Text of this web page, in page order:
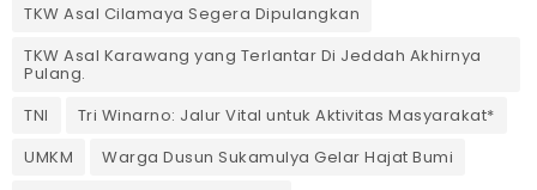
TKW Asal Cilamaya Segera Dipulangkan
TKW Asal Karawang yang Terlantar Di Jeddah Akhirnya
Pulang.
TNI
Tri Winarno: Jalur Vital untuk Aktivitas Masyarakat*
UMKM
Warga Dusun Sukamulya Gelar Hajat Bumi